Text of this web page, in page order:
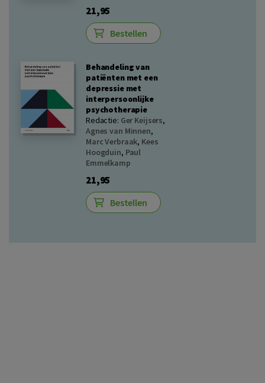
21,95
Bestellen
Behandeling van
patiënten met een
depressie met
interpersoonlijke
psychotherapie
Redactie: Ger Keijsers,
Agnes van Minnen,
Marc Verbraak, Kees
Hoogduin, Paul
Emmelkamp
21,95
Bestellen